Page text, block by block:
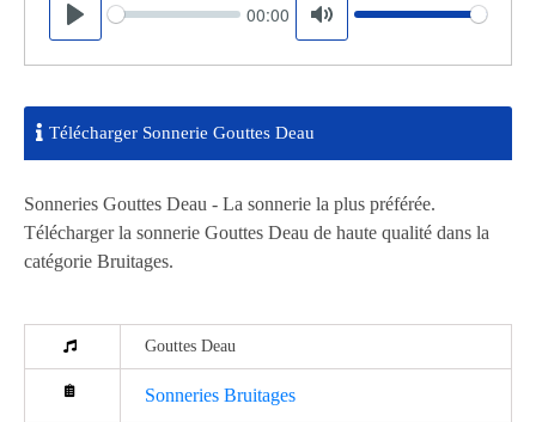
Play
Seek 00:00
Mute
Volume
Télécharger Sonnerie Gouttes Deau
Sonneries Gouttes Deau - La sonnerie la plus préférée.
Télécharger la sonnerie Gouttes Deau de haute qualité dans la
catégorie Bruitages.
Gouttes Deau
Sonneries Bruitages